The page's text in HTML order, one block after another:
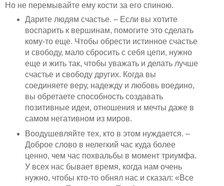
Но не перемывайте ему кости за его спиною.
Дарите людям счастье. – Если вы хотите
воспарить к вершинам, помогите это сделать
кому-то еще. Чтобы обрести истинное счастье
и свободу, мало сбросить с себя цепи, нужно
еще и жить так, чтобы уважать и делать лучше
счастье и свободу других. Когда вы
соединяете веру, надежду и любовь воедино,
вы обретаете способность создавать
позитивные идеи, отношения и мечты даже в
самом негативном из миров.
Воодушевляйте тех, кто в этом нуждается. –
Доброе слово в нелегкий час куда более
ценно, чем час похвальбы в момент триумфа.
У всех нас бывает время, когда нам очень
нужно, чтобы кто-то обнял нас и сказал: «Все